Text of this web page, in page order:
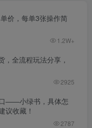
价，每单3张操作简
1.2W+
，全流程玩法分享，
2925
——小绿书，具体怎
议收藏！
2787